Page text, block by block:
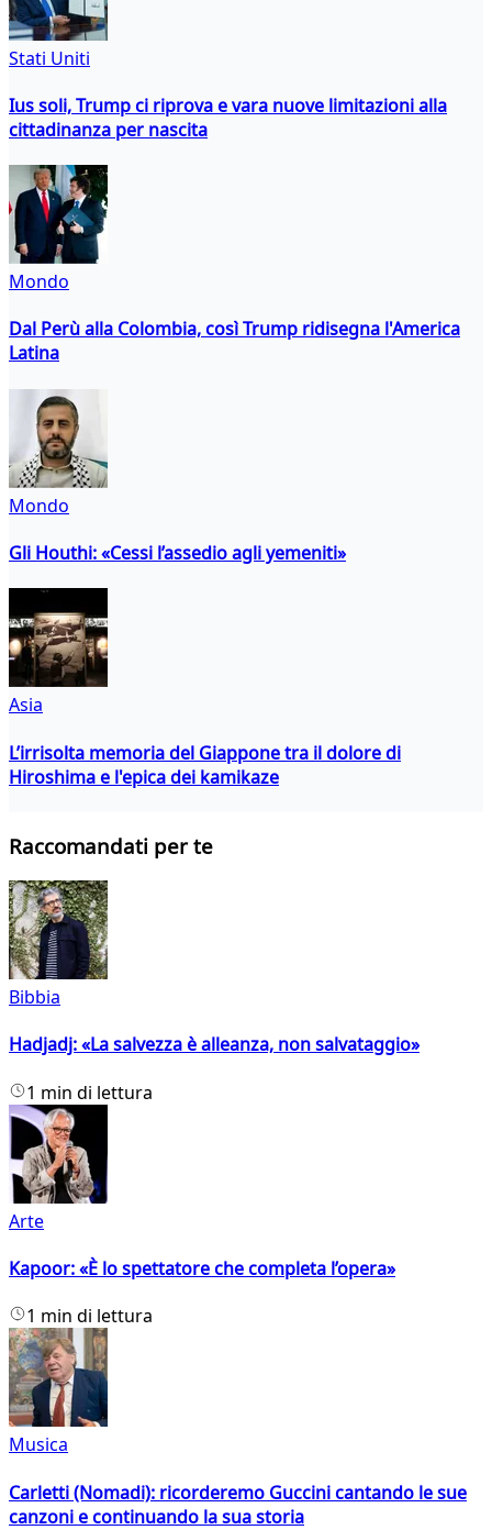
Stati Uniti
Ius soli, Trump ci riprova e vara nuove limitazioni alla
cittadinanza per nascita
Mondo
Dal Perù alla Colombia, così Trump ridisegna l'America
Latina
Mondo
Gli Houthi: «Cessi l’assedio agli yemeniti»
Asia
L’irrisolta memoria del Giappone tra il dolore di
Hiroshima e l'epica dei kamikaze
Raccomandati per te
Bibbia
Hadjadj: «La salvezza è alleanza, non salvataggio»
1 min di lettura
Arte
Kapoor: «È lo spettatore che completa l’opera»
1 min di lettura
Musica
Carletti (Nomadi): ricorderemo Guccini cantando le sue
canzoni e continuando la sua storia